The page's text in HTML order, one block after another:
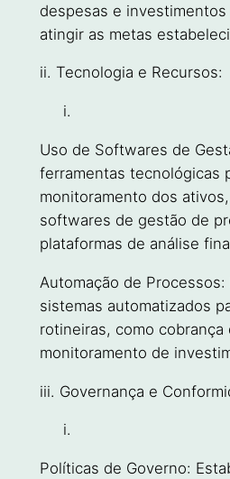
despesas e
atingir as metas
ii. Tecnologia e Recursos:
Uso de Softwares de
ferramentas tecnológicas
monitoramento dos
softwares de gestão de
plataformas de análise
Automação de
sistemas automatizados
rotineiras, como cobrança
monitoramento de
iii. Governança e
Políticas de Governo: